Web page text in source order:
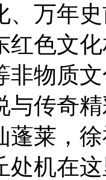
、万年
红色文
非物质
与传奇
蓬莱，
处机在